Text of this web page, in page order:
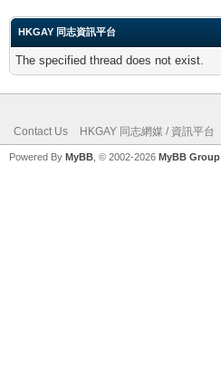
HKGAY 同志資訊平台
The specified thread does not exist.
Contact Us HKGAY 同志網媒 / 資訊平台
Powered By MyBB , © 2002-2026 MyBB Group